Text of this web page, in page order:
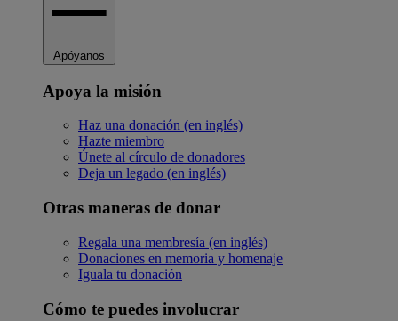
Apóyanos
Apoya la misión
Haz una donación (en inglés)
Hazte miembro
Únete al círculo de donadores
Deja un legado (en inglés)
Otras maneras de donar
Regala una membresía (en inglés)
Donaciones en memoria y homenaje
Iguala tu donación
Cómo te puedes involucrar